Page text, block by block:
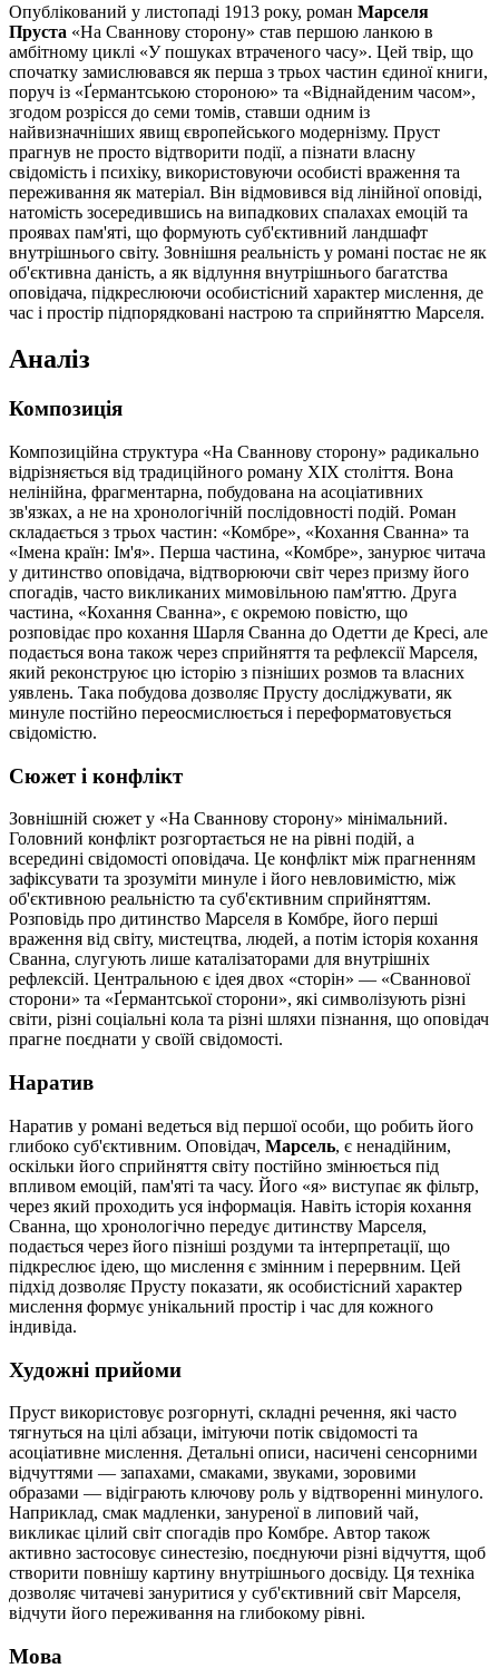
Опублікований у листопаді 1913 року, роман Марселя
Пруста «На Сваннову сторону» став першою ланкою в
амбітному циклі «У пошуках втраченого часу». Цей твір, що
спочатку замислювався як перша з трьох частин єдиної книги,
поруч із «Ґермантською стороною» та «Віднайденим часом»,
згодом розрісся до семи томів, ставши одним із
найвизначніших явищ європейського модернізму. Пруст
прагнув не просто відтворити події, а пізнати власну
свідомість і психіку, використовуючи особисті враження та
переживання як матеріал. Він відмовився від лінійної оповіді,
натомість зосередившись на випадкових спалахах емоцій та
проявах пам'яті, що формують суб'єктивний ландшафт
внутрішнього світу. Зовнішня реальність у романі постає не як
об'єктивна даність, а як відлуння внутрішнього багатства
оповідача, підкреслюючи особистісний характер мислення, де
час і простір підпорядковані настрою та сприйняттю Марселя.
Аналіз
Композиція
Композиційна структура «На Сваннову сторону» радикально
відрізняється від традиційного роману XIX століття. Вона
нелінійна, фрагментарна, побудована на асоціативних
зв'язках, а не на хронологічній послідовності подій. Роман
складається з трьох частин: «Комбре», «Кохання Сванна» та
«Імена країн: Ім'я». Перша частина, «Комбре», занурює читача
у дитинство оповідача, відтворюючи світ через призму його
спогадів, часто викликаних мимовільною пам'яттю. Друга
частина, «Кохання Сванна», є окремою повістю, що
розповідає про кохання Шарля Сванна до Одетти де Кресі, але
подається вона також через сприйняття та рефлексії Марселя,
який реконструює цю історію з пізніших розмов та власних
уявлень. Така побудова дозволяє Прусту досліджувати, як
минуле постійно переосмислюється і переформатовується
свідомістю.
Сюжет і конфлікт
Зовнішній сюжет у «На Сваннову сторону» мінімальний.
Головний конфлікт розгортається не на рівні подій, а
всередині свідомості оповідача. Це конфлікт між прагненням
зафіксувати та зрозуміти минуле і його невловимістю, між
об'єктивною реальністю та суб'єктивним сприйняттям.
Розповідь про дитинство Марселя в Комбре, його перші
враження від світу, мистецтва, людей, а потім історія кохання
Сванна, слугують лише каталізаторами для внутрішніх
рефлексій. Центральною є ідея двох «сторін» — «Сваннової
сторони» та «Ґермантської сторони», які символізують різні
світи, різні соціальні кола та різні шляхи пізнання, що оповідач
прагне поєднати у своїй свідомості.
Наратив
Наратив у романі ведеться від першої особи, що робить його
глибоко суб'єктивним. Оповідач, Марсель, є ненадійним,
оскільки його сприйняття світу постійно змінюється під
впливом емоцій, пам'яті та часу. Його «я» виступає як фільтр,
через який проходить уся інформація. Навіть історія кохання
Сванна, що хронологічно передує дитинству Марселя,
подається через його пізніші роздуми та інтерпретації, що
підкреслює ідею, що мислення є змінним і перервним. Цей
підхід дозволяє Прусту показати, як особистісний характер
мислення формує унікальний простір і час для кожного
індивіда.
Художні прийоми
Пруст використовує розгорнуті, складні речення, які часто
тягнуться на цілі абзаци, імітуючи потік свідомості та
асоціативне мислення. Детальні описи, насичені сенсорними
відчуттями — запахами, смаками, звуками, зоровими
образами — відіграють ключову роль у відтворенні минулого.
Наприклад, смак мадленки, зануреної в липовий чай,
викликає цілий світ спогадів про Комбре. Автор також
активно застосовує синестезію, поєднуючи різні відчуття, щоб
створити повнішу картину внутрішнього досвіду. Ця техніка
дозволяє читачеві зануритися у суб'єктивний світ Марселя,
відчути його переживання на глибокому рівні.
Мова